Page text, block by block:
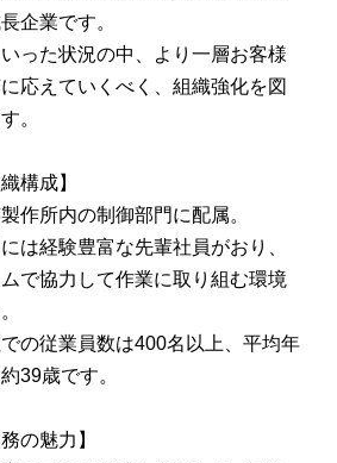
企業です。
った状況の中、より一層お客様
応えていくべく、組織強化を図
。
織構成】
作所内の制御部門に配属。
は経験豊富な先輩社員がおり、
で協力して作業に取り組む環境
の従業員数は400名以上、平均年
39歳です。
務の魅力】